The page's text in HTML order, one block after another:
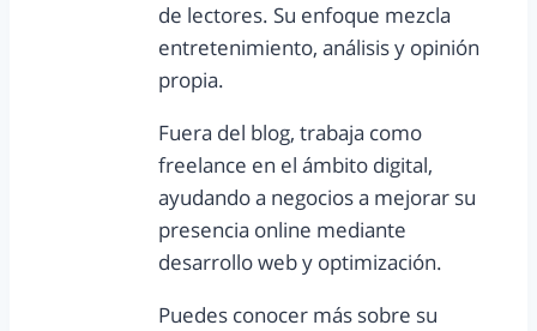
de lectores. Su enfoque mezcla
entretenimiento, análisis y opinión
propia.
Fuera del blog, trabaja como
freelance en el ámbito digital,
ayudando a negocios a mejorar su
presencia online mediante
desarrollo web y optimización.
Puedes conocer más sobre su